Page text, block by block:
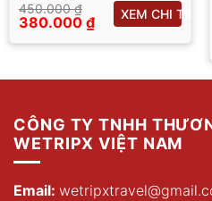
450.000₫
Giá
là:
380.000 ₫
hiện
là:
XEM CHI TIẾT
CÔNG TY TNHH
WETRIPX VIỆT NAM
Email: